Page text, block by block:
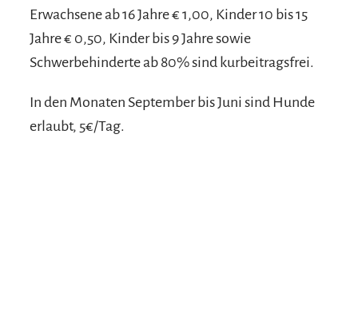
Erwachsene ab 16 Jahre € 1,00, Kinder 10 bis 15
Jahre € 0,50, Kinder bis 9 Jahre sowie
Schwerbehinderte ab 80% sind kurbeitragsfrei.
In den Monaten September bis Juni sind Hunde
erlaubt, 5€/Tag.